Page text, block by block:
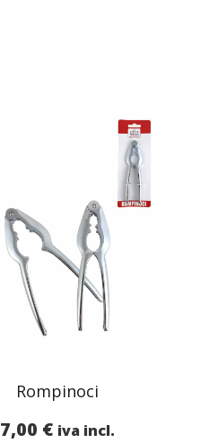
Rompinoci
7,00 € iva incl.